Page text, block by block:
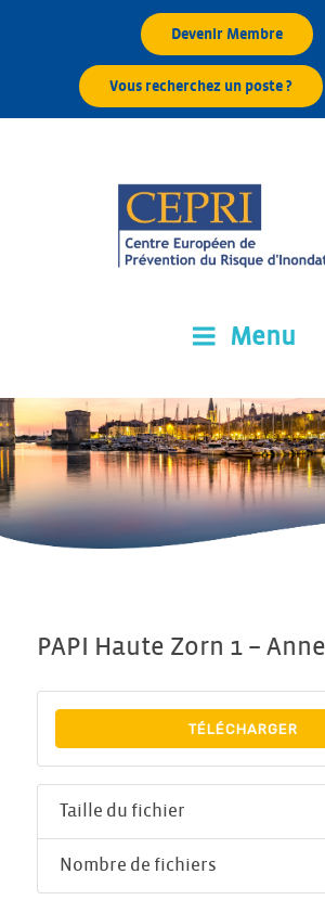
Devenir Membre
Vous recherchez un poste ?
Menu
PAPI Haute Zorn 1 –
TÉLÉCHARGER
Taille du fichier
Nombre de fichiers